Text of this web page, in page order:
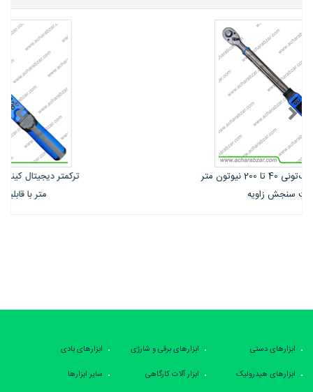
ترکمتر دیجیتال کینگ‌تونی 27 تا 135 نیوتون
ابزارهای دستی ابزارهای برقی و شارژی
ابزارهای بادی
ابزارهای هیدرولیک
ابزار آلات کارگاهی
سایر ابزارها